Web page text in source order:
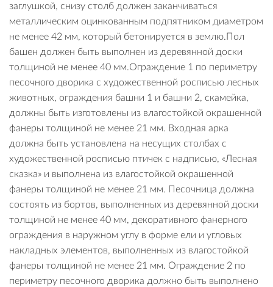
заглушкой, снизу столб должен заканчиваться
металлическим оцинкованным подпятником диаметром
не менее 42 мм, который бетонируется в землю.Пол
башен должен быть выполнен из деревянной доски
толщиной не менее 40 мм.Ограждение 1 по периметру
песочного дворика с художественной росписью лесных
животных, ограждения башни 1 и башни 2, скамейка,
должны быть изготовлены из влагостойкой окрашенной
фанеры толщиной не менее 21 мм. Входная арка
должна быть установлена на несущих столбах с
художественной росписью птичек с надписью, «Лесная
сказка» и выполнена из влагостойкой окрашенной
фанеры толщиной не менее 21 мм. Песочница должна
состоять из бортов, выполненных из деревянной доски
толщиной не менее 40 мм, декоративного фанерного
ограждения в наружном углу в форме ели и угловых
накладных элементов, выполненных из влагостойкой
фанеры толщиной не менее 21 мм. Ограждение 2 по
периметру песочного дворика должно быть выполнено